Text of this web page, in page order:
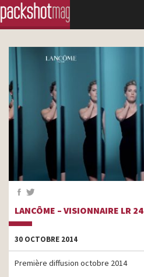
LANCÔME – VISIONNAIRE LR
30 OCTOBRE 2014
Première diffusion octobre 2014